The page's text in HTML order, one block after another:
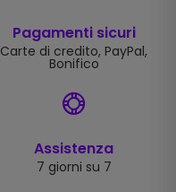
Pagamenti sicuri
Carte di credito, PayPal,
Bonifico
Assistenza
7 giorni su 7